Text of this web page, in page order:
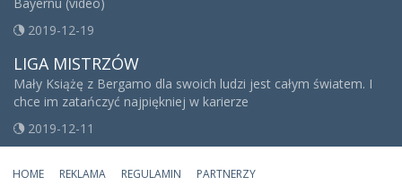
Bayernu (video)
2019-12-19
LIGA MISTRZÓW
Mały Książę z Bergamo dla swoich ludzi jest całym światem. I
chce im zatańczyć najpiękniej w karierze
2019-12-11
HOME REKLAMA REGULAMIN PARTNERZY